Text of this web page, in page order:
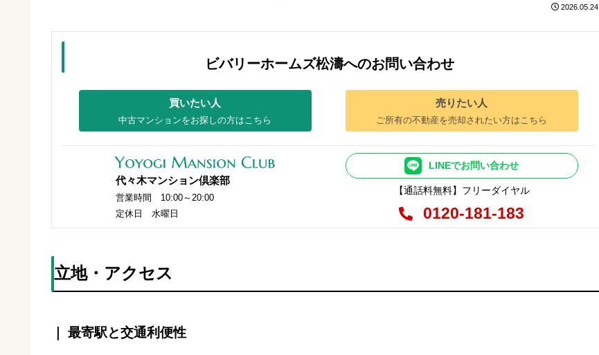
2026.05.24
ビバリーホームズ松濤へのお問い合わせ
買いたい人
中古マンションをお探しの方はこちら
売りたい人
ご所有の不動産を売却されたい方はこちら
代々木マンション倶楽部
営業時間 10:00～20:00
定休日 水曜日
LINEでお問い合わせ
【通話料無料】フリーダイヤル
0120-181-183
立地・アクセス
｜ 最寄駅と交通利便性